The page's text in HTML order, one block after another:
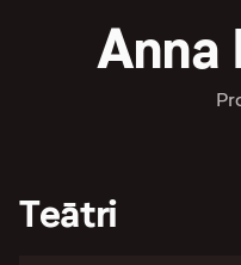
Anna
Teātri